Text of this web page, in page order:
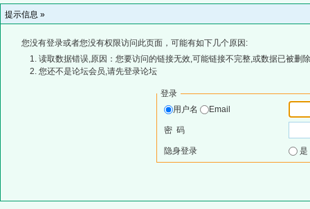
提示信息 »
您没有登录或者您没有权限访问此页面，可能有如下几个原因:
读取数据错误,原因：您要访问的链接无效,可能链接不完整,或数据已被删
您还不是论坛会员,请先登录论坛
登录
用户名
Email
密 码
隐身登录